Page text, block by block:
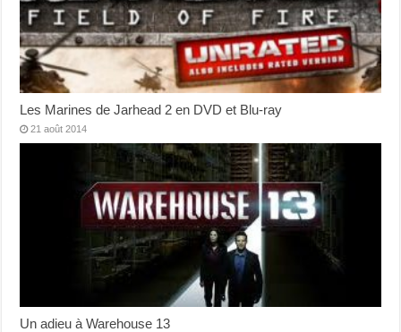
Les Marines de Jarhead 2 en DVD et Blu-ray
21 août 2014
Un adieu à Warehouse 13